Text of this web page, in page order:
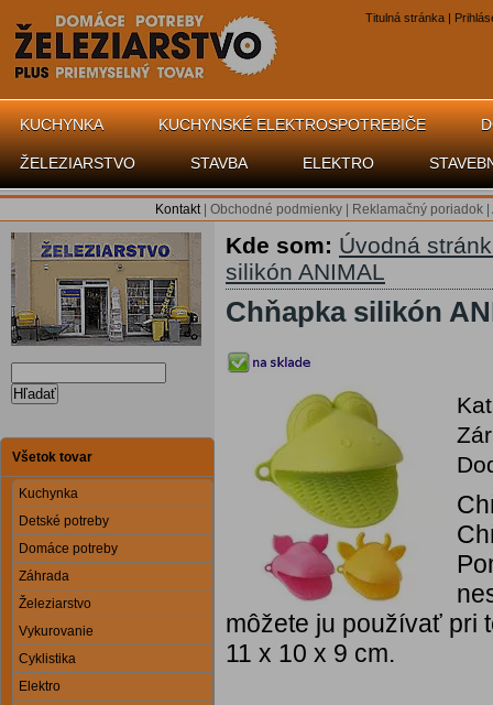
Titulná stránka |
KUCHYNKA KUCHYNSKÉ ELEKTROSPOTREBIČE
ŽELEZIARSTVO STAVBA ELEKTRO
Kontakt| Obchodné podmienky Reklamačný poriadok
Hľadať
Všetok tovar
Kuchynka
Detské potreby
Domáce potreby
Záhrada
Železiarstvo
Vykurovanie
Cyklistika
Elektro
Kde som: Úvodná
silikón ANIMAL
Chňapka silikón
môžete ju používať pri
11 x 10 x 9 cm.